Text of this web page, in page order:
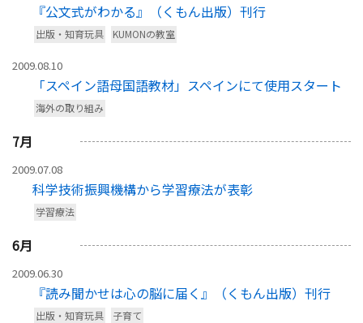
『公文式がわかる』（くもん出版）刊行
出版・知育玩具 KUMONの教室
2009.08.10
「スペイン語母国語教材」スペインにて使用スタート
海外の取り組み
7月
2009.07.08
科学技術振興機構から学習療法が表彰
学習療法
6月
2009.06.30
『読み聞かせは心の脳に届く』（くもん出版）刊行
出版・知育玩具 子育て